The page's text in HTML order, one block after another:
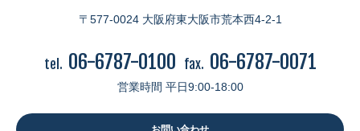
〒577-0024 大阪府東大阪市荒本西4-2-1
tel. 06-6787-0100 fax. 06-6787-0071
営業時間 平日9:00-18:00